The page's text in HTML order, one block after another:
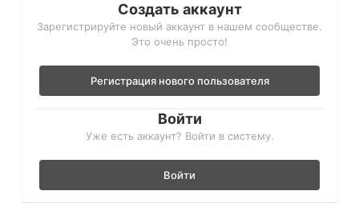
Создать аккаунт
Зарегистрируйте новый аккаунт в нашем сообществе.
Это очень просто!
Регистрация нового пользователя
Войти
Уже есть аккаунт? Войти в систему.
Войти